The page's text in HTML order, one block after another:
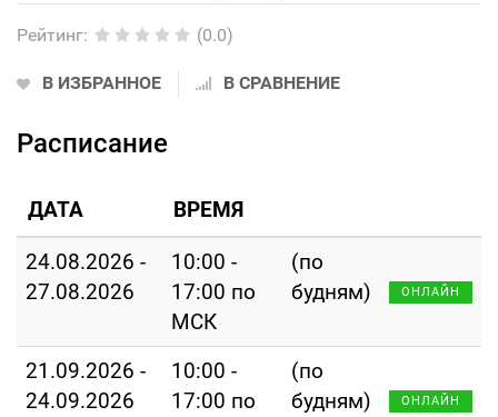
Рейтинг: (0.0)
В ИЗБРАННОЕ В СРАВНЕНИЕ
Расписание
ДАТА ВРЕМЯ
24.08.2026 -
27.08.2026
10:00 -
17:00 по
МСК
(по
будням)
ОНЛАЙН
21.09.2026 -
24.09.2026
10:00 -
17:00 по
(по
будням)
ОНЛАЙН